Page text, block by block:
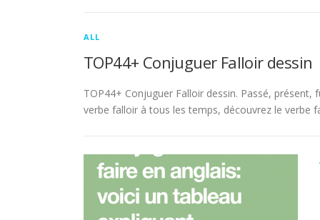
ALL
TOP44+ Conjuguer Falloir dessin
TOP44+ Conjuguer Falloir dessin. Passé,
verbe falloir à tous les temps, découvrez le verbe